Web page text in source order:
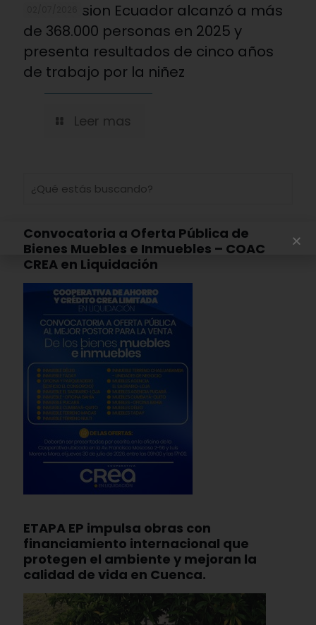
World Vision Ecuador alcanzó a más
de 368.000 personas en 2025 y
presenta resultados de cinco años
de trabajo por la niñez
Leer mas
Convocatoria a Oferta Pública de
Bienes Muebles e Inmuebles – COAC
CREA en Liquidación
ETAPA EP impulsa obras con
financiamiento internacional que
protegen el ambiente y mejoran la
calidad de vida en Cuenca.